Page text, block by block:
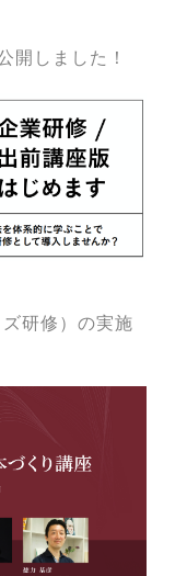
開しました！
ズ研修）の実施